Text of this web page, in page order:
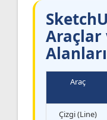
Araçlar
Alanları
Araç
Çizgi (Line)